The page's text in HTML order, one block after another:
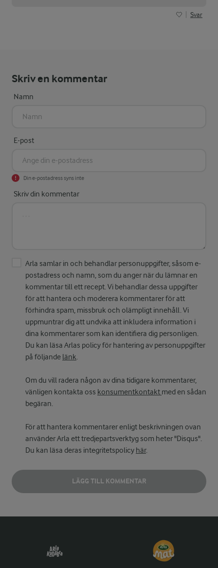
Svar
Skriv en kommentar
Namn
E-post
Din e-postadress syns inte
Skriv din kommentar
Arla samlar in och behandlar personuppgifter, såsom e-
postadress och namn, som du anger när du lämnar en
kommentar till ett recept. Vi behandlar dessa uppgifter
för att hantera och moderera kommentarer för att
förhindra spam, missbruk och olämpligt innehåll. Vi
uppmuntrar dig att undvika att inkludera information i
dina kommentarer som kan identifiera dig personligen.
Du kan läsa Arlas policy för hantering av personuppgifter
på följande länk.
Om du vill radera någon av dina tidigare kommentarer,
vänligen kontakta oss konsumentkontakt med en sådan
begäran.
För att hantera kommentarer enligt beskrivningen ovan
använder Arla ett tredjepartsverktyg som heter "Disqus".
Du kan läsa deras integritetspolicy här.
LÄGG TILL KOMMENTAR